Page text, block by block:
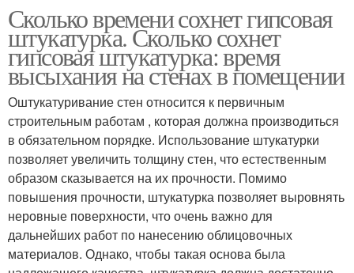
Сколько времени сохнет гипсовая
штукатурка. Сколько сохнет
гипсовая штукатурка: время
высыхания на стенах в помещении
Оштукатуривание стен относится к первичным
строительным работам , которая должна производиться
в обязательном порядке. Использование штукатурки
позволяет увеличить толщину стен, что естественным
образом сказывается на их прочности. Помимо
повышения прочности, штукатурка позволяет выровнять
неровные поверхности, что очень важно для
дальнейших работ по нанесению облицовочных
материалов. Однако, чтобы такая основа была